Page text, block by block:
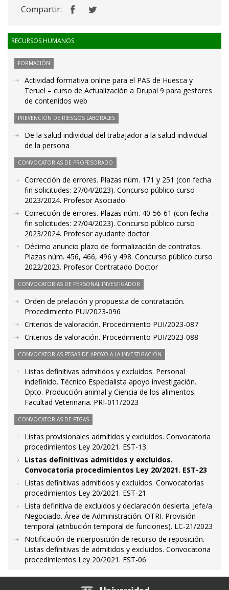
Compartir:
RECURSOS HUMANOS
FORMACIÓN
Actividad formativa online para el PAS de Huesca y
Teruel – curso de Actualización a Drupal 9 para gestores
de contenidos web
PREVENCIÓN DE RIESGOS LABORALES
De la salud individual del trabajador a la salud individual
de la persona
CONVOCATORIAS DE PROFESORADO
Corrección de errores. Plazas núm. 171 y 251 (con fecha
fin solicitudes: 27/04/2023). Concurso público curso
2023/2024. Profesor Asociado
Corrección de errores. Plazas núm. 40-56-61 (con fecha
fin solicitudes: 27/04/2023). Concurso público curso
2023/2024. Profesor ayudante doctor
Décimo anuncio plazo de formalización de contratos.
Plazas núm. 456, 466, 496 y 498. Concurso público curso
2022/2023. Profesor Contratado Doctor
CONVOCATORIAS DE PERSONAL INVESTIGADOR
Orden de prelación y propuesta de contratación.
Procedimiento PUI/2023-096
Criterios de valoración. Procedimiento PUI/2023-087
Criterios de valoración. Procedimiento PUI/2023-088
CONVOCATORIAS PTGAS DE APOYO A LA INVESTIGACIÓN
Listas definitivas admitidos y excluidos. Personal
indefinido. Técnico Especialista apoyo investigación.
Dpto. Producción animal y Ciencia de los alimentos.
Facultad Veterinaria. PRI-011/2023
CONVOCATORIAS DE PTGAS
Listas provisionales admitidos y excluidos. Convocatoria
procedimientos Ley 20/2021. EST-13
Listas definitivas admitidos y excluidos.
Convocatoria procedimientos Ley 20/2021. EST-23
Listas definitivas admitidos y excluidos. Convocatorias
procedimientos Ley 20/2021. EST-21
Lista definitiva de excluidos y declaración desierta. Jefe/a
Negociado. Área de Administración. OTRI. Provisión
temporal (atribución temporal de funciones). LC-21/2023
Notificación de interposición de recurso de reposición.
Listas definitivas de admitidos y excluidos. Convocatoria
procedimientos Ley 20/2021. EST-06